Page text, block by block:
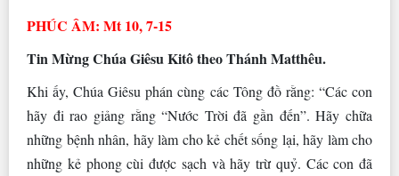
PHÚC ÂM: Mt 10, 7-15
Tin Mừng Chúa Giêsu Kitô theo Thánh Matthêu.
Khi ấy, Chúa Giêsu phán cùng các Tông đồ rằng: “Các con
hãy đi rao giảng rằng “Nước Trời đã gần đến”. Hãy chữa
những bệnh nhân, hãy làm cho kẻ chết sống lại, hãy làm cho
những kẻ phong cùi được sạch và hãy trừ quỷ. Các con đã